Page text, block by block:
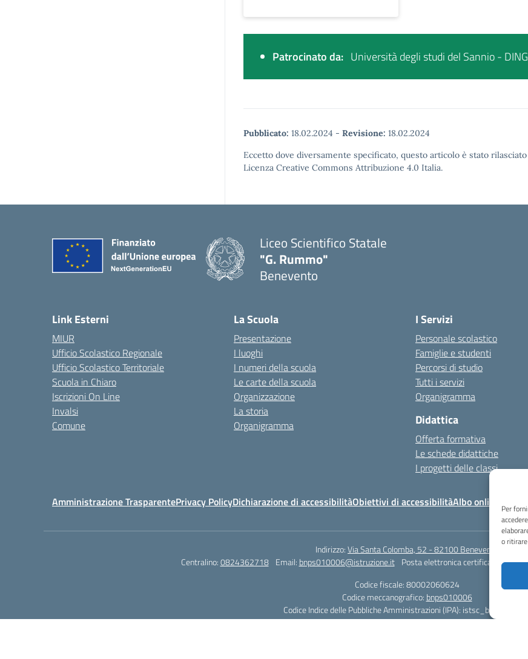
Per
o
Patrocinato da: Università degli studi del Sannio - DING
Pubblicato: 18.02.2024 - Revisione: 18.02.2024
Eccetto dove diversamente specificato, questo articolo è stato
Licenza Creative Commons Attribuzione 4.0 Italia.
Liceo Scientifico Statale
"G. Rummo"
Benevento
Link Esterni
MIUR
Ufficio Scolastico Regionale
Ufficio Scolastico Territoriale
Scuola in Chiaro
Iscrizioni On Line
Invalsi
Comune
La Scuola
Presentazione
I luoghi
I numeri della scuola
Le carte della scuola
Organizzazione
La storia
Organigramma
I Servizi
Personale scolastico
Famiglie e studenti
Percorsi di studio
Tutti i servizi
Organigramma
Didattica
Offerta formativa
Le schede didattiche
I progetti delle classi
Amministrazione TrasparentePrivacy PolicyDichiarazione di accessibilitàObiettivi di accessibilitàAlbo online
Indirizzo:Via Santa Colomba, 52 - 82100 Benevento
Centralino:0824362718 Email: bnps010006@istruzione.it Posta elettronica certificata (PEC):
Codice fiscale: 80002060624
Codice meccanografico: bnps010006
Codice Indice delle Pubbliche Amministrazioni (IPA): istsc_bnps010006
Codice unico di fatturazione (CUF): UFHWS5